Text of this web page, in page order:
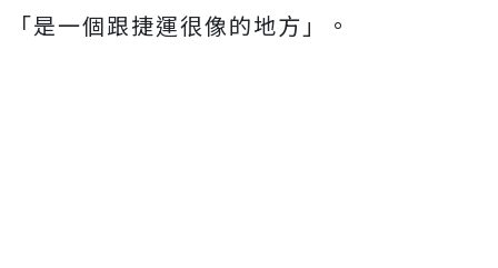
「是一個跟捷運很像的地方」。